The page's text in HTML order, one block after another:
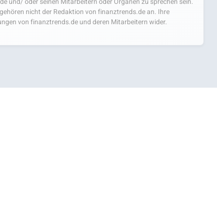
nicht der Redaktion von finanztrends.de an. Ihre
von finanztrends.de und deren Mitarbeitern wider.